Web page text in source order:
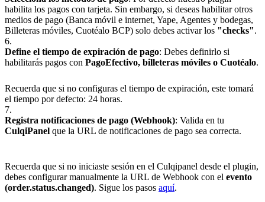
habilita los pagos con tarjeta. Sin embargo, si deseas habilitar otros
medios de pago (Banca móvil e internet, Yape, Agentes y bodegas,
Billeteras móviles, Cuotéalo BCP) solo debes activar los "checks".
6.
Define el tiempo de expiración de pago: Debes definirlo si
habilitarás pagos con PagoEfectivo, billeteras móviles o Cuotéalo.
Recuerda que si no configuras el tiempo de expiración, este tomará
el tiempo por defecto: 24 horas.
7.
Registra notificaciones de pago (Webhook): Valida en tu
CulqiPanel que la URL de notificaciones de pago sea correcta.
Recuerda que si no iniciaste sesión en el Culqipanel desde el plugin,
debes configurar manualmente la URL de Webhook con el evento
(order.status.changed). Sigue los pasos aquí.